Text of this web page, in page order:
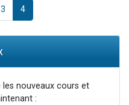
3 4
nouveaux cours et
: